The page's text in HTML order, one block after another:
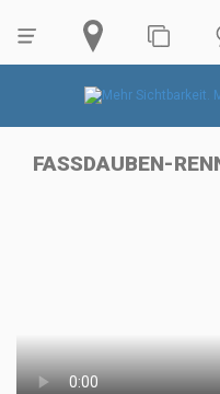
FASSDAUBEN-